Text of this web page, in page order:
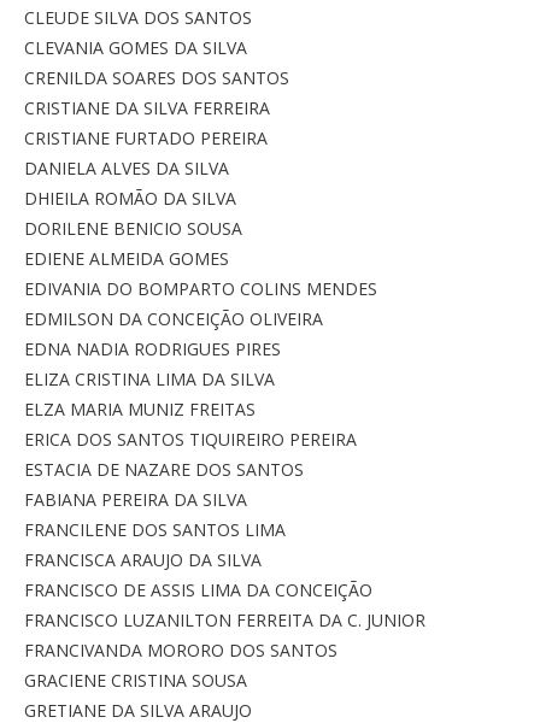
CLEUDE SILVA DOS SANTOS
CLEVANIA GOMES DA SILVA
CRENILDA SOARES DOS SANTOS
CRISTIANE DA SILVA FERREIRA
CRISTIANE FURTADO PEREIRA
DANIELA ALVES DA SILVA
DHIEILA ROMÃO DA SILVA
DORILENE BENICIO SOUSA
EDIENE ALMEIDA GOMES
EDIVANIA DO BOMPARTO COLINS MENDES
EDMILSON DA CONCEIÇÃO OLIVEIRA
EDNA NADIA RODRIGUES PIRES
ELIZA CRISTINA LIMA DA SILVA
ELZA MARIA MUNIZ FREITAS
ERICA DOS SANTOS TIQUIREIRO PEREIRA
ESTACIA DE NAZARE DOS SANTOS
FABIANA PEREIRA DA SILVA
FRANCILENE DOS SANTOS LIMA
FRANCISCA ARAUJO DA SILVA
FRANCISCO DE ASSIS LIMA DA CONCEIÇÃO
FRANCISCO LUZANILTON FERREITA DA C. JUNIOR
FRANCIVANDA MORORO DOS SANTOS
GRACIENE CRISTINA SOUSA
GRETIANE DA SILVA ARAUJO